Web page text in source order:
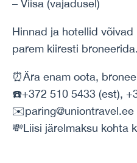
– Viisa (vajadusel)
Hinnad ja hotellid
parem kiiresti broneerida.
⏰Ära enam oota,
☎️+372 510 5433 (est),
✉️paring@uniontravel.ee
💸Liisi järelmaksu kohta